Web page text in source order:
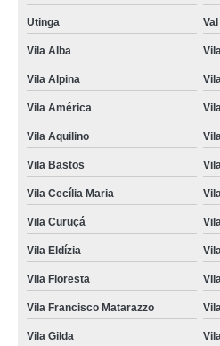
busco por entrega expressa motoboy
serviço de entrega expressa motoboy
entrega expressa frete Jardim Santo
busco por entrega expressa moto Vila
Utinga
Vila Alba
Vila Alpina
Vila América
Vila Aquilino
Vila Bastos
Vila Cecília Maria
Vila Curuçá
Vila Eldízia
Vila Floresta
Vila Francisco Matarazzo
Vila Gilda